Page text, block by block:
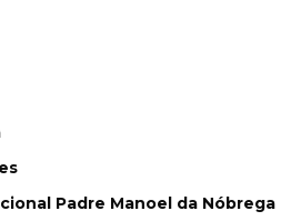
Padre Manoel da Nóbrega